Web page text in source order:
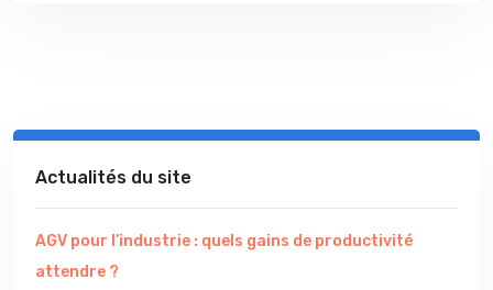
Actualités du site
AGV pour l’industrie : quels gains de productivité
attendre ?